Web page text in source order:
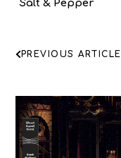
Salt & Pepper
ΠΛΟΗΓΗΣΗ
PREVIOUS ARTICLE